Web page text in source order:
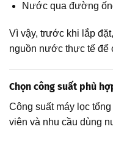
Nước qua đường
Vì vậy, trước khi lắp
nguồn nước thực tế để
Chọn công suất phù
Công suất máy lọc
viên và nhu cầu dùng